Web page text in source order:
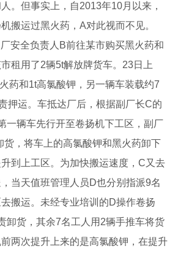
。但事实上，自2013年10月以来，
机搬运过黑火药，A对此视而不见。
安全负责人B前往某市购买黑火药和
租用了2辆5t解放牌货车。23日上
药和1t高氯酸钾，另一辆车装载约7
押运。车抵达厂后，根据副厂长C的
一辆车先行开至卷扬机下工区，副厂
货，将车上的高氯酸钾和黑火药卸下
到上工区。为加快搬运速度，C又去
当天值班管理人员D也分别指派9名
搬运。未经专业培训的D操作卷扬
卸货，其余7名工人用2辆手推车将货
两次提升上来的是高氯酸钾，在提升